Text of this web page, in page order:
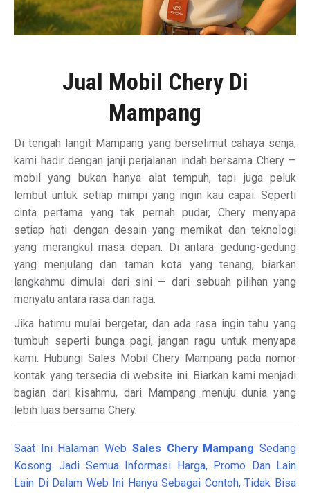
Jual Mobil Chery Di
Mampang
Di tengah langit Mampang yang berselimut cahaya senja,
kami hadir dengan janji perjalanan indah bersama Chery —
mobil yang bukan hanya alat tempuh, tapi juga peluk
lembut untuk setiap mimpi yang ingin kau capai. Seperti
cinta pertama yang tak pernah pudar, Chery menyapa
setiap hati dengan desain yang memikat dan teknologi
yang merangkul masa depan. Di antara gedung-gedung
yang menjulang dan taman kota yang tenang, biarkan
langkahmu dimulai dari sini — dari sebuah pilihan yang
menyatu antara rasa dan raga.
Jika hatimu mulai bergetar, dan ada rasa ingin tahu yang
tumbuh seperti bunga pagi, jangan ragu untuk menyapa
kami. Hubungi Sales Mobil Chery Mampang pada nomor
kontak yang tersedia di website ini. Biarkan kami menjadi
bagian dari kisahmu, dari Mampang menuju dunia yang
lebih luas bersama Chery.
Saat Ini Halaman Web Sales Chery MampangSedang
Kosong. Jadi Semua Informasi Harga, Promo Dan Lain
Lain Di Dalam Web Ini Hanya Sebagai Contoh, Tidak Bisa